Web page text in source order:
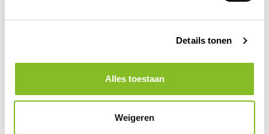
Details tonen
Alles toestaan
Weigeren